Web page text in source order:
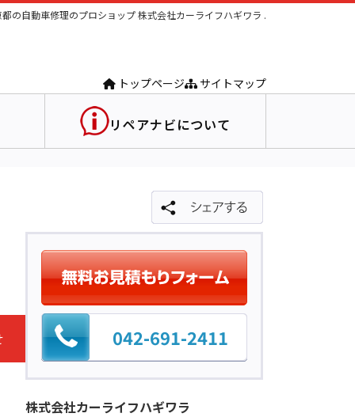
の自動車修理のプロショップ 株式会社カーライフハギワラ .
トップページ サイトマップ
リペアナビについて
042-691-2411
株式会社カーライフハギワラ